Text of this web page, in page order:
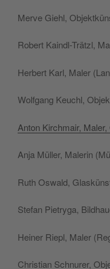
Mer­ve Gie­hl,
Robert Kaindl-Trä­tzl,
Her­bert Karl, Maler
Wol­fgang Keu­chl,
Anton Kir­ch­mair,
Anja Mül­ler, Male­rin
Ruth Oswald,
Ste­fan Pie­try­ga,
Hei­ner Rie­pl, Maler
Chri­stian Sch­nu­rer,